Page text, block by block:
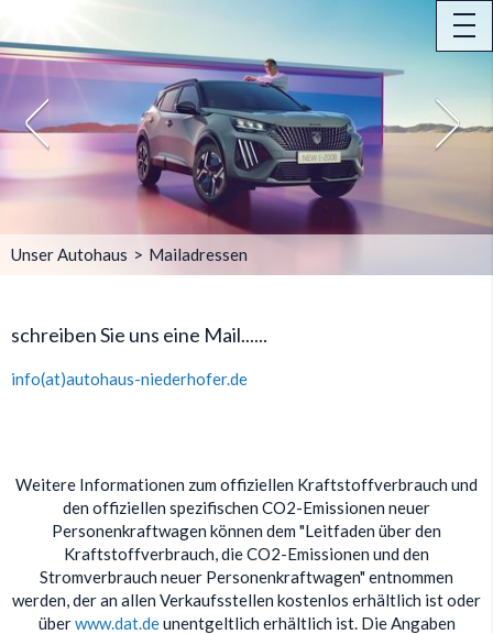
Unser Autohaus Mailadressen
schreiben Sie uns eine Mail......
info(at)autohaus-niederhofer.de
Weitere Informationen zum offiziellen Kraftstoffverbrauch und
den offiziellen spezifischen CO2-Emissionen neuer
Personenkraftwagen können dem "Leitfaden über den
Kraftstoffverbrauch, die CO2-Emissionen und den
Stromverbrauch neuer Personenkraftwagen" entnommen
werden, der an allen Verkaufsstellen kostenlos erhältlich ist oder
überwww.dat.deunentgeltlich erhältlich ist. Die Angaben